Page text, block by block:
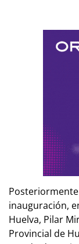
inauguración,
Huelva, Pilar
Provincial de